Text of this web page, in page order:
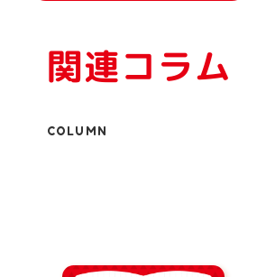
関連コラム
COLUMN